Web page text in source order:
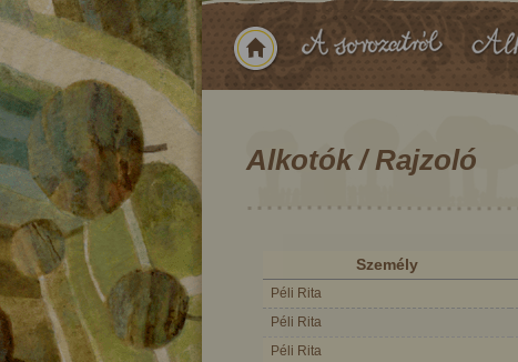
Alkotók / Rajzoló
Személy
Péli Rita
Péli Rita
Péli Rita